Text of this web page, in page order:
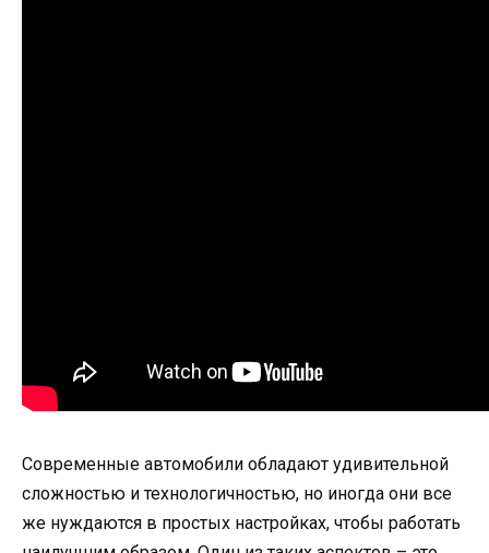
Современные автомобили обладают удивительной
сложностью и технологичностью, но иногда они все
же нуждаются в простых настройках, чтобы работать